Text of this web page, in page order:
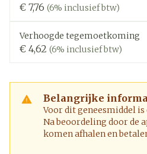
€ 7,76 (6% inclusief btw)
Verhoogde tegemoetkoming
€ 4,62 (6% inclusief btw)
Belangrijke
Voor dit geneesmiddel
Na beoordeling door de
komen afhalen en